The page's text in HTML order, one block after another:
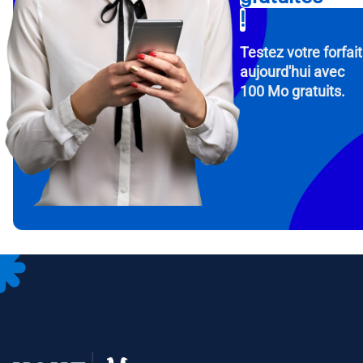
To
in
!
Testez votre forfait
aujourd'hui avec
100 Mo gratuits.